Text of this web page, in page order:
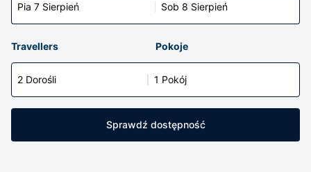
Pia 7 Sierpień Sob 8 Sierpień
Travellers Pokoje
2 Dorośli 1 Pokój
Sprawdź dostępność